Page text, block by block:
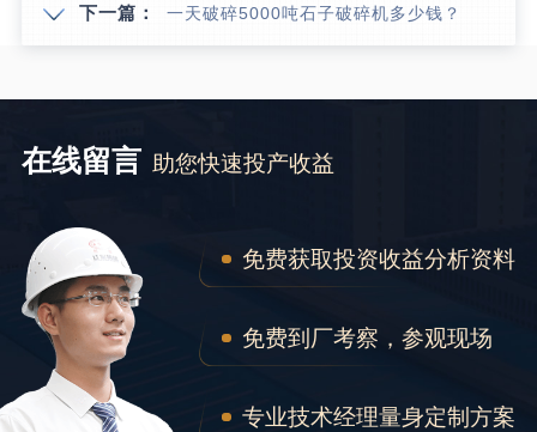
下一篇： 一天破碎5000吨石子破碎机多少钱？
在线留言 助您快速投产收益
免费获取投资收益分析资料
免费到厂考察，参观现场
专业技术经理量身定制方案